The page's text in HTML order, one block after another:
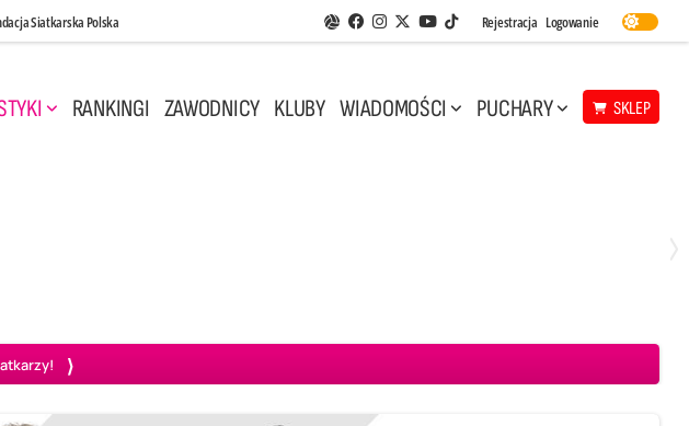
Siatkarska Polska Aplikacja Siatkarskie Ligi
Facebook
Instagram
Twitter
Youtube
TikTok
Rejestracja Logowanie
RANKINGI ZAWODNICY KLUBY WIADOMOŚCI PUCHARY SKLEP